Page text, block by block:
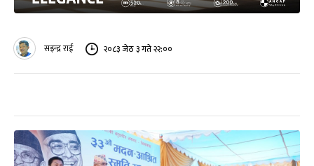
सइन्द्र राई २०८३ जेठ ३ गते २२:००